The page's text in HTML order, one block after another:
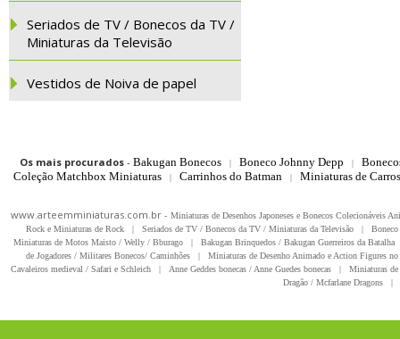
Seriados de TV / Bonecos da TV /
Miniaturas da Televisão
Vestidos de Noiva de papel
Os mais procurados- Bakugan Bonecos | Boneco Johnny Depp |
Coleção Matchbox Miniaturas
| Carrinhos do Batman | Miniaturas de
www.arteemminiaturas.com.br - Miniaturas de Desenhos Japoneses e Bonecos Colecionáveis
Rock e Miniaturas de Rock
| Seriados de TV / Bonecos da TV / Miniaturas da Televisão |
Miniaturas de Motos Maisto / Welly / Bburago
| Bakugan Brinquedos / Bakugan Guerreiros da Batalha
de Jogadores / Militares Bonecos/ Caminhões
|
Miniaturas de Desenho Animado e Action Figures
Cavaleiros medieval / Safari e Schleich
| Anne Geddes bonecas / Anne Guedes bonecas |
Miniaturas
Dragão / Mcfarlane Dragons
|